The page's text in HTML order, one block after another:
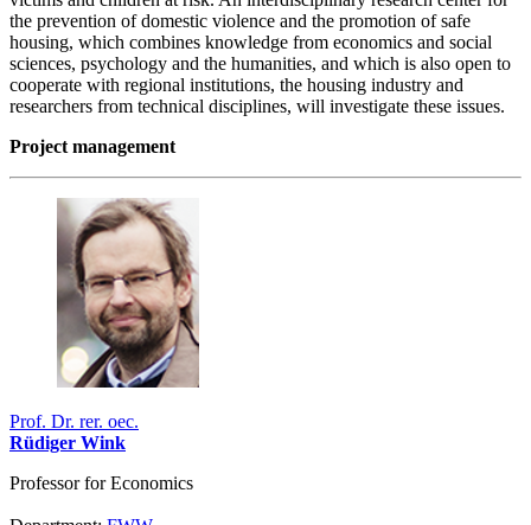
the prevention of domestic violence and the promotion of safe
housing, which combines knowledge from economics and social
sciences, psychology and the humanities, and which is also open to
cooperate with regional institutions, the housing industry and
researchers from technical disciplines, will investigate these issues.
Project management
Prof. Dr. rer. oec.
Rüdiger Wink
Professor for Economics